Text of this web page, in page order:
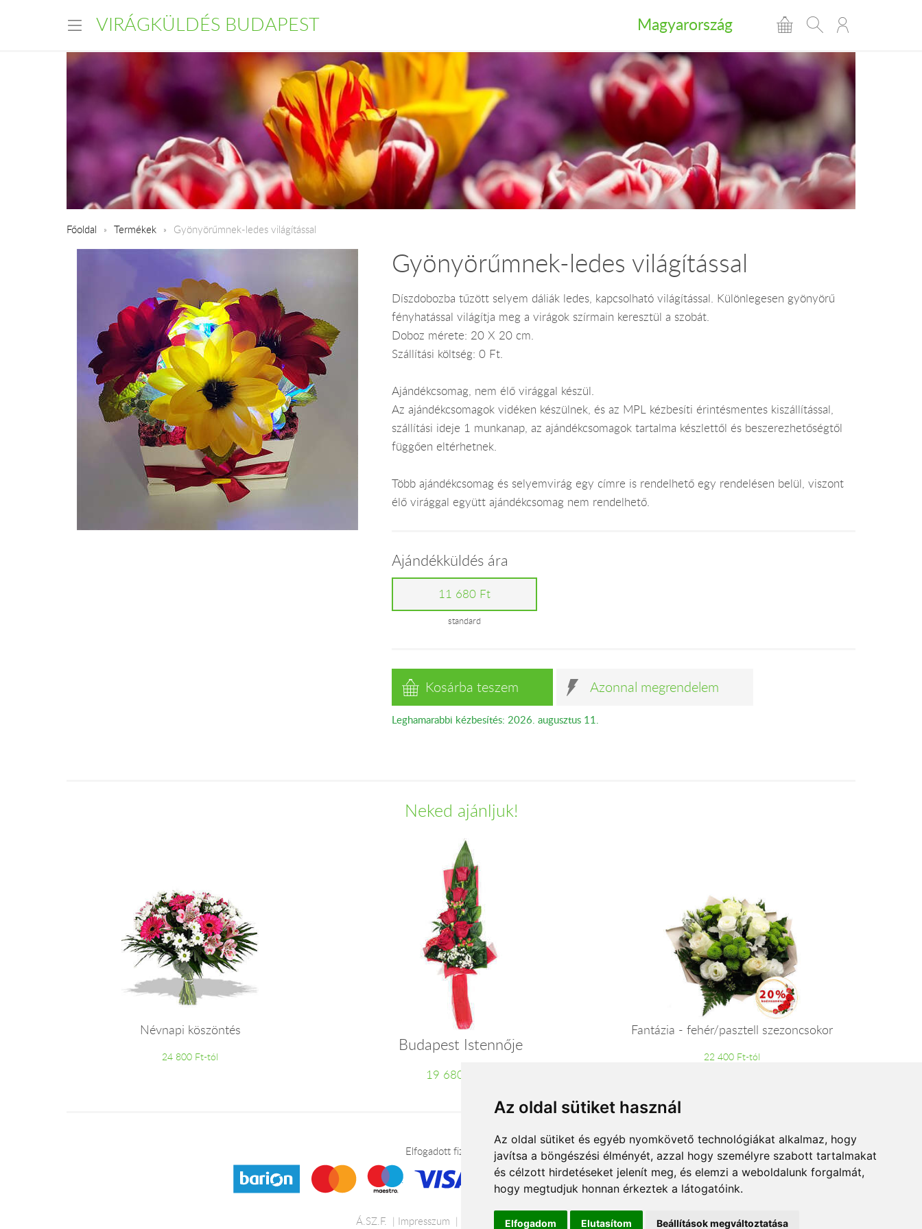
Az oldal sütiket használ
Az oldal sütiket és egyéb nyomkövető technológiákat alkalmaz, hogy
javítsa a böngészési élményét, azzal hogy személyre szabott tartalmakat
és célzott hirdetéseket jelenít meg, és elemzi a weboldalunk forgalmát,
hogy megtudjuk honnan érkeztek a látogatóink.
Elfogadom Elutasítom Beállítások megváltoztatása
VIRÁGKÜLDÉS BUDAPEST Magyarország
Főoldal Termékek Gyönyörűmnek-ledes világítással
Gyönyörűmnek-ledes világítással
Díszdobozba tűzött selyem dáliák ledes, kapcsolható világítással. Különlegesen gyönyörű
fényhatással világítja meg a virágok szírmain keresztül a szobát.
Doboz mérete: 20 X 20 cm.
Szállítási költség: 0 Ft.
Ajándékcsomag, nem élő virággal készül.
Az ajándékcsomagok vidéken készülnek, és az MPL kézbesíti érintésmentes kiszállítással,
szállítási ideje 1 munkanap, az ajándékcsomagok tartalma készlettől és beszerezhetőségtől
függően eltérhetnek.
Több ajándékcsomag és selyemvirág egy címre is rendelhető egy rendelésen belül, viszont
élő virággal együtt ajándékcsomag nem rendelhető.
Ajándékküldés ára
11 680 Ft
standard
Kosárba teszem Azonnal megrendelem
Leghamarabbi kézbesítés: 2026. augusztus 11.
Neked ajánljuk!
Névnapi köszöntés
24 800 Ft-tól
Budapest Istennője
19 680 Ft-tól
Fantázia - fehér/pasztell szezoncsokor
22 400 Ft-tól
Elfogadott fizetési módok
Á.SZ.F. Impresszum Adatkezelési tájékoztató